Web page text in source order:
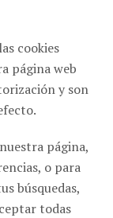
cookies
página web
y son
página,
o para
búsquedas,
todas
Zaragoza